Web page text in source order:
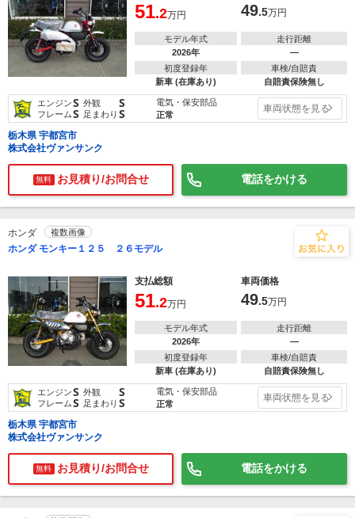
51.2万円 49.5万円
モデル年式
2026年
走行距離
―
初度登録年
新車 (在庫あり)
車検/自賠責
自賠責保険無し
エンジンS 外観 S
フレームS 足まわり S
電気・保安部品
正常
車両状態を見る
栃木県 宇都宮市
株式会社ヴァンサンク
無料 お見積り/お問合せ 電話をかける
ホンダ 複数画像
ホンダ モンキー１２５ ２６モデル
支払総額 車両価格
51.2万円 49.5万円
モデル年式
2026年
走行距離
―
初度登録年
新車 (在庫あり)
車検/自賠責
自賠責保険無し
エンジンS 外観 S
フレームS 足まわり S
電気・保安部品
正常
車両状態を見る
栃木県 宇都宮市
株式会社ヴァンサンク
無料 お見積り/お問合せ 電話をかける